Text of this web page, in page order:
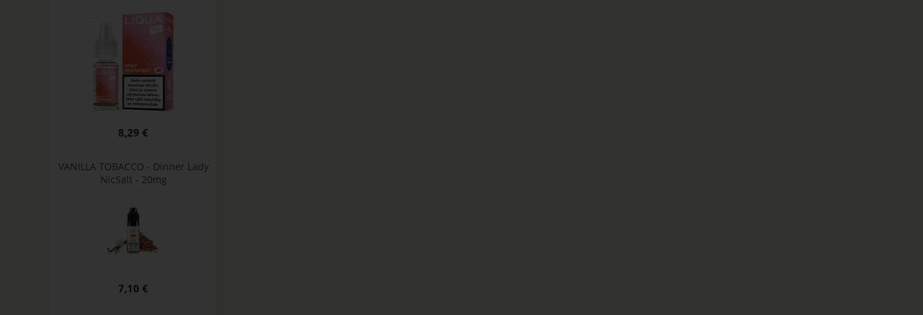
8,29 €
VANILLA TOBACCO - Dinner Lady
NicSalt - 20mg
7,10 €